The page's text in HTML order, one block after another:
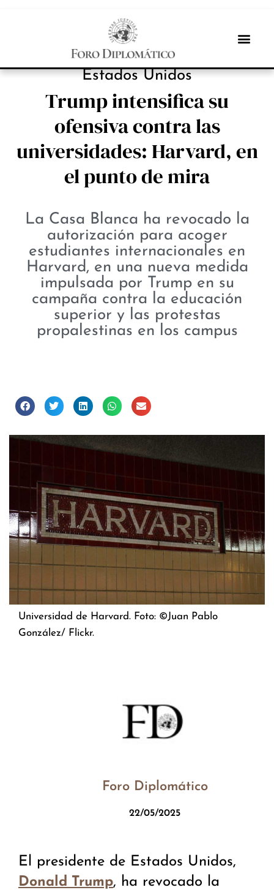
PROTAGONISTAS
Estados Unidos
Trump intensifica su
ofensiva contra las
universidades: Harvard, en
el punto de mira
La Casa Blanca ha revocado la
autorización para acoger
estudiantes internacionales en
Harvard, en una nueva medida
impulsada por Trump en su
campaña contra la educación
superior y las protestas
propalestinas en los campus
Universidad de Harvard. Foto: ©Juan Pablo
González/ Flickr.
Foro Diplomático
22/05/2025
El presidente de Estados Unidos,
Donald Trump, ha revocado la